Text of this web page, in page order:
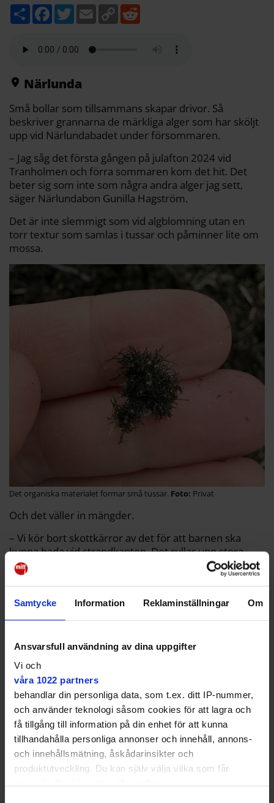
Samtycke Information Reklaminställningar Om
Ansvarsfull användning av dina uppgifter
Vi och
våra 1022 partners
behandlar din personliga data, som t.ex. ditt IP-nummer,
och använder teknologi såsom cookies för att lagra och
få tillgång till information på din enhet för att kunna
tillhandahålla personliga annonser och innehåll, annons-
och innehållsmätning, åskådarinsikter och
produktutveckling. Du kan själv välja vilka som får
D
e
F
a
b
k
T
w
t
E
m
C
o
Närlunda
Små bollar som tillsammans skapar drivor. Så
beskriver grannarna de märkliga alger som har sköljt
upp vid Närlundabadet under försommaren.
– Jag såg det första gången på julafton 2024 vid
Tranholmen och förra sommaren kom det hit. Det
beter sig som inte som några andra alger jag sett,
säger Närlundabon Gunilla Hagström.
Det är inte slemmigt som vid algblomning utan en
torr textur som samlas i tussar och påminner lite om
mossa.
Det organiska materialet formar små tussar. Privat
Och det väller in mängder.
– Vi kör bort skottkärror av det för att barnen ska
kunna bada vid strandkanten. Det rullar upp stora
drivor, säger Gunilla Hagström.
Vår strand är totalt förstörd.
Hos grannen Linda Georgsson som bor intill
Närlundabadet ligger algerna från botten upp till ytan.
– Vi har en och en halv meters djup men de här
algerna sätter igen helt. Vår strand är totalt förstörd,
säger hon.